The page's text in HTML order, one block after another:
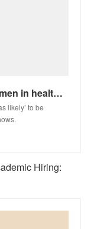
‘Prestigious’ author rights go to men in health – studies
likely’ to be
Hiring: